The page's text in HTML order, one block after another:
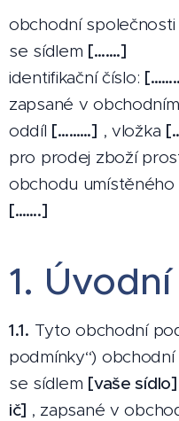
obchodní společnosti
se sídlem […….]
identifikační číslo:
zapsané v
oddíl [………] , vložka
pro prodej zboží
obchodu
[…….]
1.
1.1. Tyto obchodní
podmínky“)
se sídlem [vaše sídlo]
ič] , zapsané v